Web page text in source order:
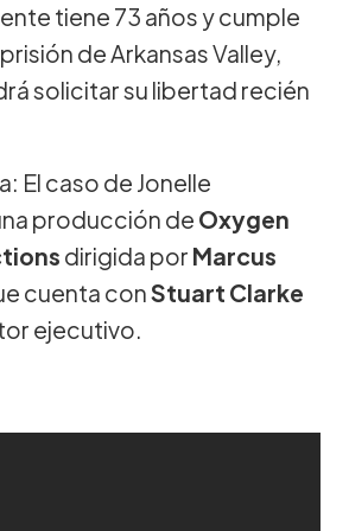
tiene 73 años y cumple
de Arkansas Valley,
solicitar su libertad recién
El caso de Jonelle
producción de Oxygen
dirigida por Marcus
cuenta conStuart Clarke
ejecutivo.